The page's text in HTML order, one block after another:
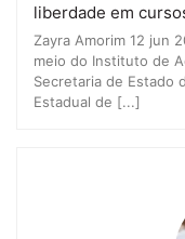
liberdade em
Zayra Amorim 12 jun
meio do Instituto de
Secretaria de Estado
Estadual de [...]